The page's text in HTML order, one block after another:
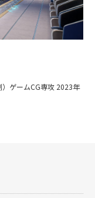
ゲームCG専攻 2023年